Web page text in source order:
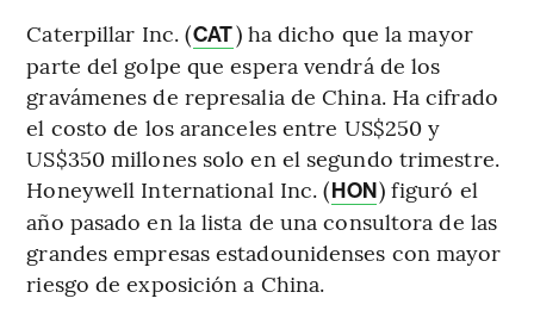
Caterpillar Inc. (CAT) ha dicho que la mayor
parte del golpe que espera vendrá de los
gravámenes de represalia de China. Ha cifrado
el costo de los aranceles entre US$250 y
US$350 millones solo en el segundo trimestre.
Honeywell International Inc. (HON) figuró el
año pasado en la lista de una consultora de las
grandes empresas estadounidenses con mayor
riesgo de exposición a China.